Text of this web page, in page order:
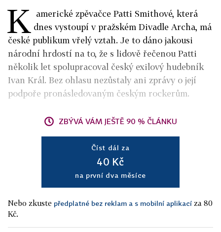
K
americké zpěvačce Patti Smithové, která
dnes vystoupí v pražském Divadle Archa, má
české publikum vřelý vztah. Je to dáno jakousi
národní hrdostí na to, že s lidově řečenou Patti
několik let spolupracoval český exilový hudebník
Ivan Král. Bez ohlasu nezůstaly ani zprávy o její
podpoře pronásledovaným českým rockerům.
ZBÝVÁ VÁM JEŠTĚ 90 % ČLÁNKU
Číst dál za
40 Kč
na první dva měsíce
Nebo zkuste předplatné bez reklam a s mobilní aplikací za 80
Kč.